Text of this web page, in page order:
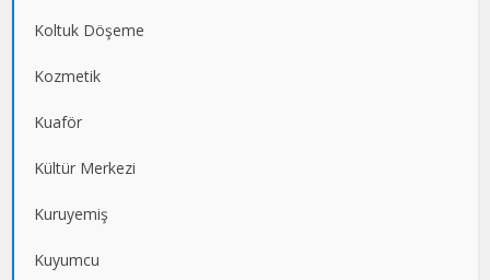
Koltuk Döşeme
Kozmetik
Kuaför
Kültür Merkezi
Kuruyemiş
Kuyumcu